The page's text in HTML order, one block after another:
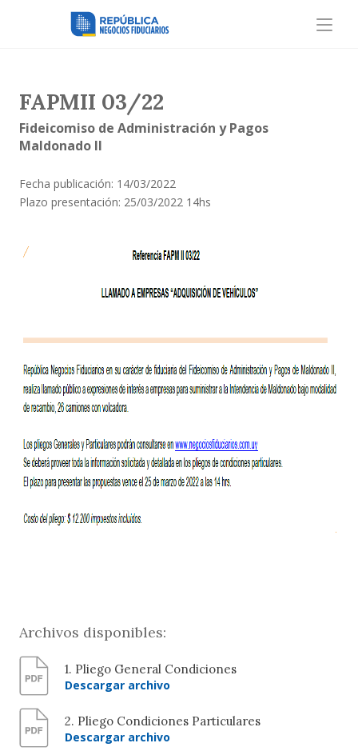
FAPMII 03/22
Fideicomiso de Administración y Pagos
Maldonado II
Fecha publicación: 14/03/2022
Plazo presentación: 25/03/2022 14hs
Archivos disponibles:
1. Pliego General Condiciones
Descargar archivo
2. Pliego Condiciones Particulares
Descargar archivo